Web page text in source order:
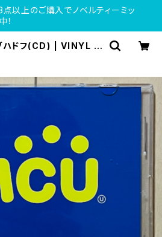
以上のご購入でノベルティーミッ
！
ハドフ(CD) | VINYL D